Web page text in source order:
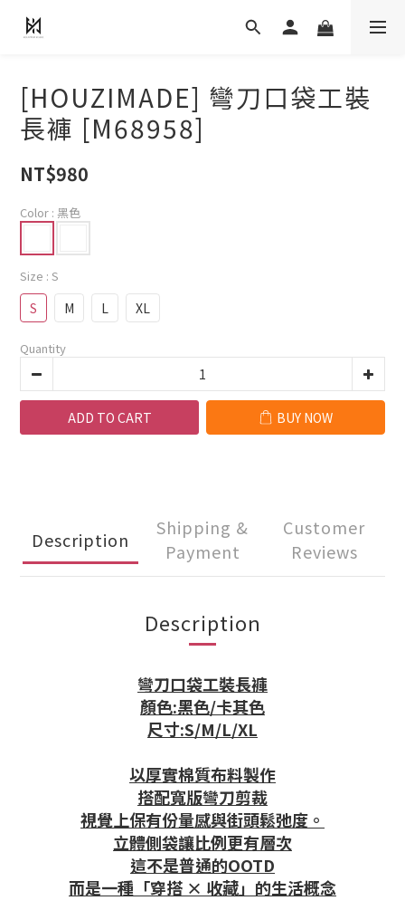
[HOUZIMADE] 彎刀口袋工裝
長褲 [M68958]
NT$980
Color : 黑色
Size : S
S M L XL
Quantity
ADD TO CART BUY NOW
Description
Shipping &
Payment
Customer
Reviews
Description
彎刀口袋工裝長褲
顏色:黑色/卡其色
尺寸:S/M/L/XL
以厚實棉質布料製作
搭配寬版彎刀剪裁
視覺上保有份量感與街頭鬆弛度。
立體側袋讓比例更有層次
這不是普通的OOTD
而是一種「穿搭 × 收藏」的生活概念